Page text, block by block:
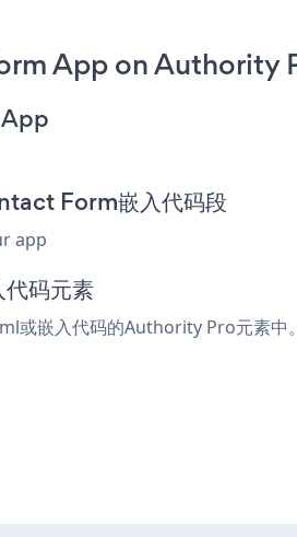
App on Authority
Form嵌入代码段
app
码元素
嵌入代码的Authority Pro元素中